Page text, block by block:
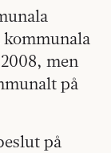
kommunala
men
på
på